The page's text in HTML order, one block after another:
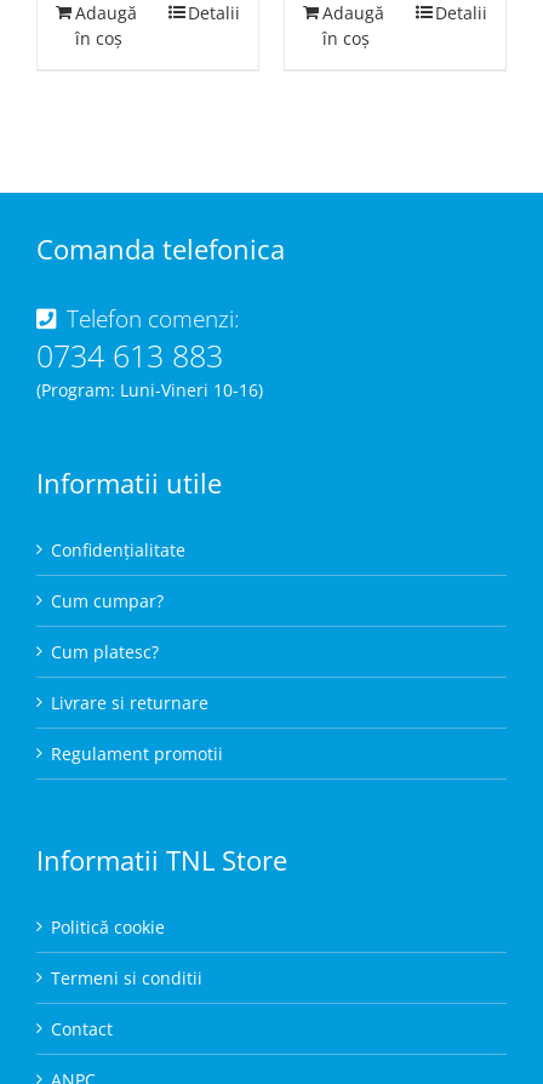
Adaugă
în coș
Detalii
Adaugă
în coș
Detalii
Comanda telefonica
Telefon comenzi:
0734 613 883
(Program: Luni-Vineri 10-16)
Informatii utile
Confidențialitate
Cum cumpar?
Cum platesc?
Livrare si returnare
Regulament promotii
Informatii TNL Store
Politică cookie
Termeni si conditii
Contact